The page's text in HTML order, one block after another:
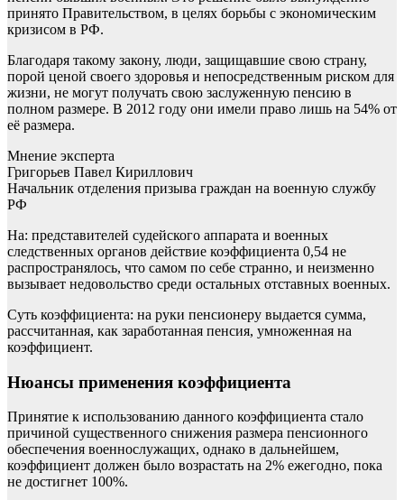
принято Правительством, в целях борьбы с экономическим
кризисом в РФ.
Благодаря такому закону, люди, защищавшие свою страну,
порой ценой своего здоровья и непосредственным риском для
жизни, не могут получать свою заслуженную пенсию в
полном размере. В 2012 году они имели право лишь на 54% от
её размера.
Мнение эксперта
Григорьев Павел Кириллович
Начальник отделения призыва граждан на военную службу
РФ
На: представителей судейского аппарата и военных
следственных органов действие коэффициента 0,54 не
распространялось, что самом по себе странно, и неизменно
вызывает недовольство среди остальных отставных военных.
Суть коэффициента: на руки пенсионеру выдается сумма,
рассчитанная, как заработанная пенсия, умноженная на
коэффициент.
Нюансы применения коэффициента
Принятие к использованию данного коэффициента стало
причиной существенного снижения размера пенсионного
обеспечения военнослужащих, однако в дальнейшем,
коэффициент должен было возрастать на 2% ежегодно, пока
не достигнет 100%.